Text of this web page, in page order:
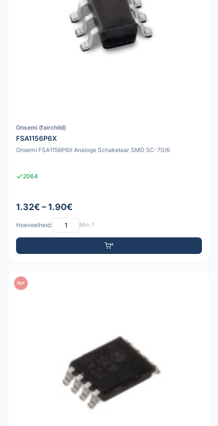
Onsemi (fairchild)
FSA1156P6X
Onsemi FSA1156P6X Analoge Schakelaar SMD SC-70/6
2064
1.32€ – 1.90€
Hoeveelheid: Min: 1
PDF